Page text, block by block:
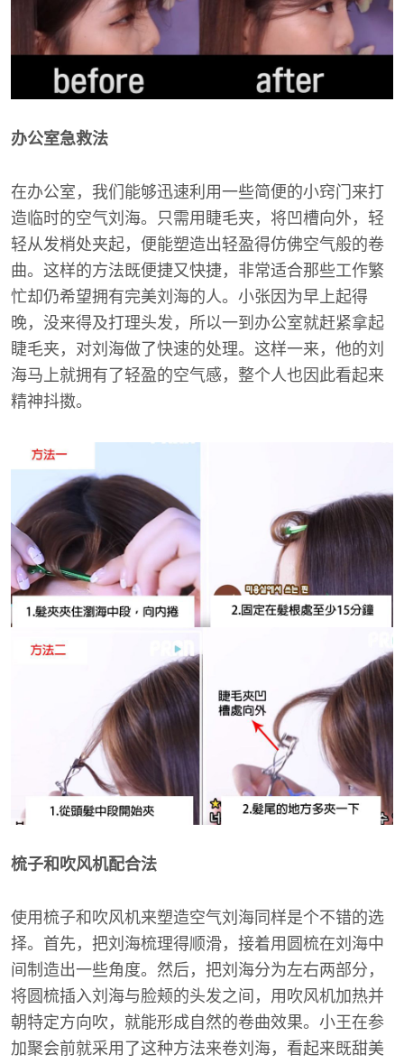
办公室急救法
在办公室，我们能够迅速利用一些简便的小窍门来打
造临时的空气刘海。只需用睫毛夹，将凹槽向外，轻
轻从发梢处夹起，便能塑造出轻盈得仿佛空气般的卷
曲。这样的方法既便捷又快捷，非常适合那些工作繁
忙却仍希望拥有完美刘海的人。小张因为早上起得
晚，没来得及打理头发，所以一到办公室就赶紧拿起
睫毛夹，对刘海做了快速的处理。这样一来，他的刘
海马上就拥有了轻盈的空气感，整个人也因此看起来
精神抖擞。
梳子和吹风机配合法
使用梳子和吹风机来塑造空气刘海同样是个不错的选
择。首先，把刘海梳理得顺滑，接着用圆梳在刘海中
间制造出一些角度。然后，把刘海分为左右两部分，
将圆梳插入刘海与脸颊的头发之间，用吹风机加热并
朝特定方向吹，就能形成自然的卷曲效果。小王在参
加聚会前就采用了这种方法来卷刘海，看起来既甜美